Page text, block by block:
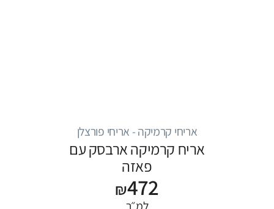
אריחי קרמיקה - אריחי פורצלן
אריח קרמיקה ארבסק עם
פאזה
₪472